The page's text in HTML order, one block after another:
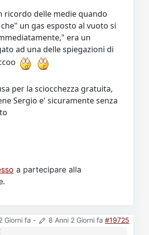
ricordo delle medie quando
un gas esposto al vuoto si
era un
ad una delle spiegazioni di
per la sciocchezza gratuita,
Sergio e' sicuramente senza
a partecipare alla
Giorni fa - 8 Anni 2 Giorni fa #19725